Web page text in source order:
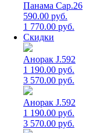
Панама Cap.26
590.00 руб.
1 770.00 руб.
Скидки
Анорак J.592
1 190.00 руб.
3 570.00 руб.
Анорак J.592
1 190.00 руб.
3 570.00 руб.